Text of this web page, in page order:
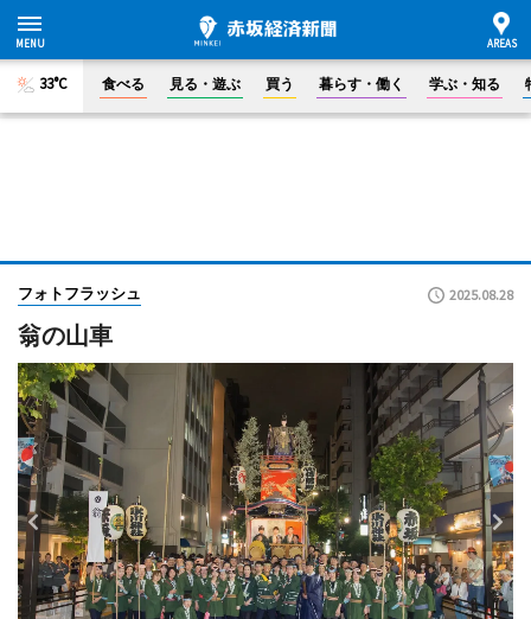
33°C 食べる 見る・遊ぶ 買う 暮らす・働く 学ぶ・知る
フォトフラッシュ 2025.08.28
翁の山車